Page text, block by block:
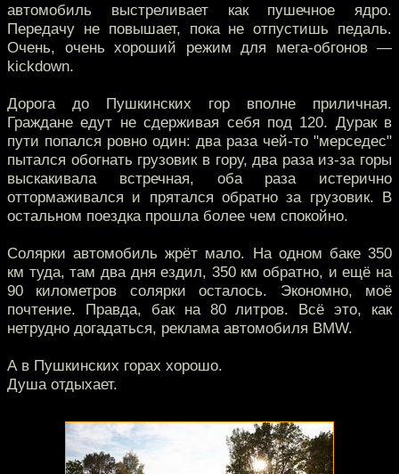
автомобиль выстреливает как пушечное ядро.
Передачу не повышает, пока не отпустишь педаль.
Очень, очень хороший режим для мега-обгонов —
kickdown.
Дорога до Пушкинских гор вполне приличная.
Граждане едут не сдерживая себя под 120. Дурак в
пути попался ровно один: два раза чей-то "мерседес"
пытался обогнать грузовик в гору, два раза из-за горы
выскакивала встречная, оба раза истерично
оттормаживался и прятался обратно за грузовик. В
остальном поездка прошла более чем спокойно.
Солярки автомобиль жрёт мало. На одном баке 350
км туда, там два дня ездил, 350 км обратно, и ещё на
90 километров солярки осталось. Экономно, моё
почтение. Правда, бак на 80 литров. Всё это, как
нетрудно догадаться, реклама автомобиля BMW.
А в Пушкинских горах хорошо.
Душа отдыхает.